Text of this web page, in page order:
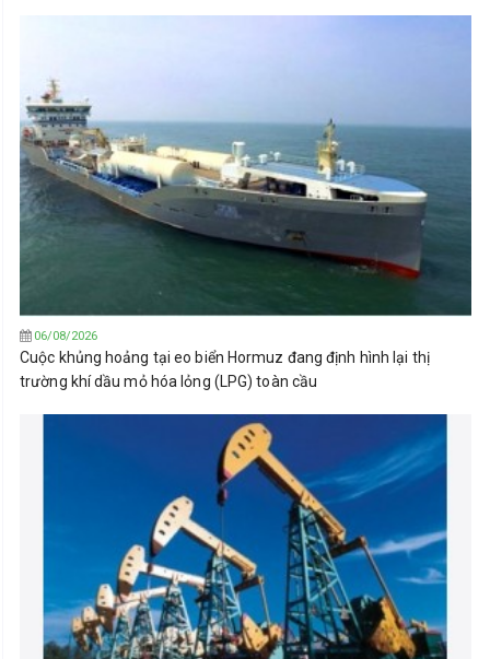
06/08/2026
Cuộc khủng hoảng tại eo biển Hormuz đang định hình lại thị
trường khí dầu mỏ hóa lỏng (LPG) toàn cầu